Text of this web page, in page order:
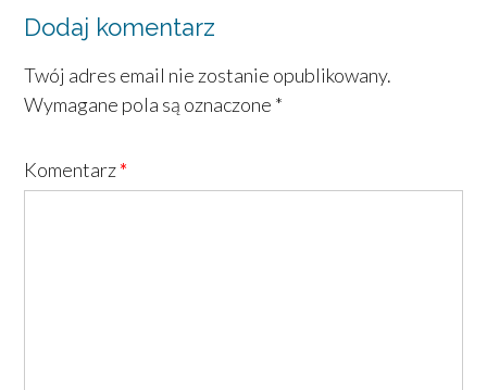
Dodaj komentarz
Twój adres email nie zostanie opublikowany.
Wymagane pola są oznaczone *
Komentarz*